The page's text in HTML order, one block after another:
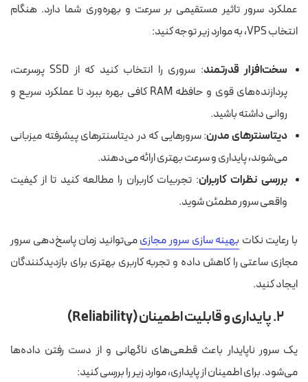
عملکرد سرور تاثیر مستقیمی بر سرعت و بهره‌وری شما دارد. هنگام
انتخاب VPS، به موارد زیر توجه کنید:
سخت‌افزار قدرتمند
: سروری را انتخاب کنید که از SSD پرسرعت،
پردازنده‌های قوی و حافظه RAM کافی بهره ببرد تا عملکرد سریع و
روانی داشته باشید.
دیتاسنترهای مدرن: سرورهایی که در دیتاسنترهای پیشرفته میزبانی
می‌شوند، پایداری و سرعت بهتری ارائه می‌دهند.
بررسی نظرات کاربران: تجربیات کاربران را مطالعه کنید تا از کیفیت
واقعی سرور مطمئن شوید.
با رعایت نکات بهینه‌ سازی سرور مجازیمی‌توانید زمان پاسخ‌دهی سرور
مجازی ساعتی را کاهش داده و تجربه کاربری بهتری برای بازدیدکنندگان
ایجاد کنید.
۲. پایداری و قابلیت اطمینان (Reliability)
یک سرور ناپایدار باعث قطعی‌های ناگهانی و از دست رفتن داده‌ها
می‌شود. برای اطمینان از پایداری، موارد زیر را بررسی کنید: